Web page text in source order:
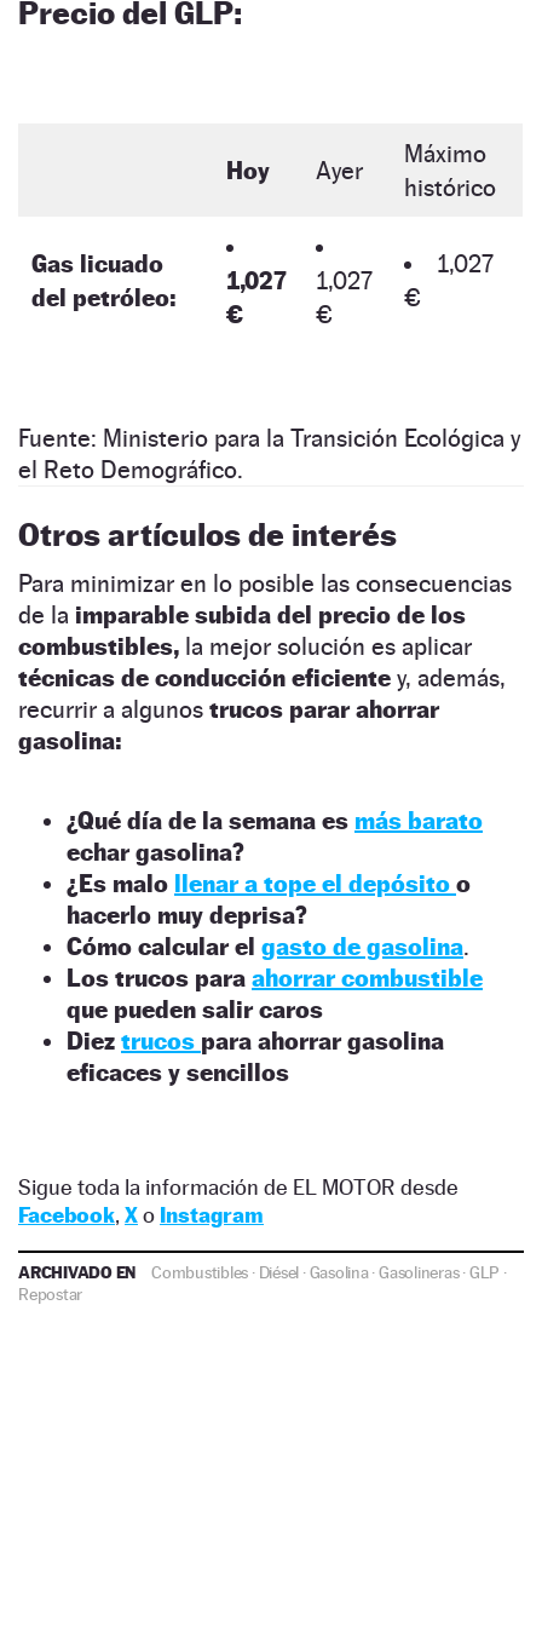
Precio del GLP:
Hoy Ayer
Máximo
histórico
Gas licuado
del petróleo:
1,027
€
1,027
€
1,027
€
Fuente: Ministerio para la Transición Ecológica y
el Reto Demográfico.
Otros artículos de interés
Para minimizar en lo posible las consecuencias
de la imparable subida del precio de los
combustibles, la mejor solución es aplicar
técnicas de conducción eficiente y, además,
recurrir a algunos trucos parar ahorrar
gasolina:
¿Qué día de la semana es más barato
echar gasolina?
¿Es malo llenar a tope el depósito o
hacerlo muy deprisa?
Cómo calcular el gasto de gasolina.
Los trucos para ahorrar combustible
que pueden salir caros
Diez trucos para ahorrar gasolina
eficaces y sencillos
Sigue toda la información de EL MOTOR desde
Facebook, Xo Instagram
ARCHIVADO EN Combustibles · Diésel ·Gasolina·Gasolineras·GLP ·
Repostar